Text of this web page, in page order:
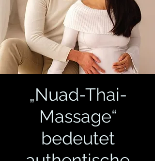
„Nuad-Thai-
Massage“
bedeutet